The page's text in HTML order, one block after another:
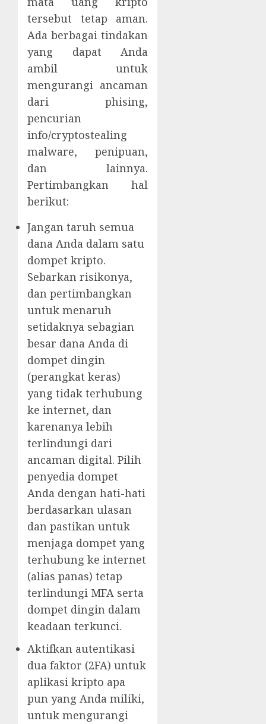
tersebut tetap aman.
Ada berbagai tindakan
yang dapat Anda
ambil untuk
mengurangi ancaman
dari phising,
pencurian
info/cryptostealing
malware, penipuan,
dan lainnya.
Pertimbangkan hal
berikut:
Jangan taruh semua
dana Anda dalam satu
dompet kripto.
Sebarkan risikonya,
dan pertimbangkan
untuk menaruh
setidaknya sebagian
besar dana Anda di
dompet dingin
(perangkat keras)
yang tidak terhubung
ke internet, dan
karenanya lebih
terlindungi dari
ancaman digital. Pilih
penyedia dompet
Anda dengan hati-hati
berdasarkan ulasan
dan pastikan untuk
menjaga dompet yang
terhubung ke internet
(alias panas) tetap
terlindungi MFA serta
dompet dingin dalam
keadaan terkunci.
Aktifkan autentikasi
dua faktor (2FA) untuk
aplikasi kripto apa
pun yang Anda miliki,
untuk mengurangi